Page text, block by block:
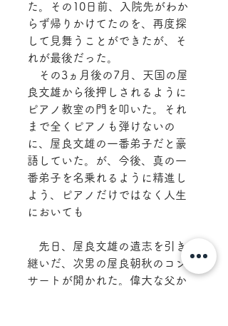
た。その10日前、入院先がわか
らず帰りかけてたのを、再度探
して見舞うことができたが、そ
れが最後だった。
その3ヵ月後の7月、天国の屋
良文雄から後押しされるように
ピアノ教室の門を叩いた。それ
まで全くピアノも弾けないの
に、屋良文雄の一番弟子だと豪
語していた。が、今後、真の一
番弟子を名乗れるように精進し
よう、ピアノだけではなく人生
においても
先日、屋良文雄の遺志を引き
継いだ、次男の屋良朝秋のコン
サートが開かれた。偉大な父か